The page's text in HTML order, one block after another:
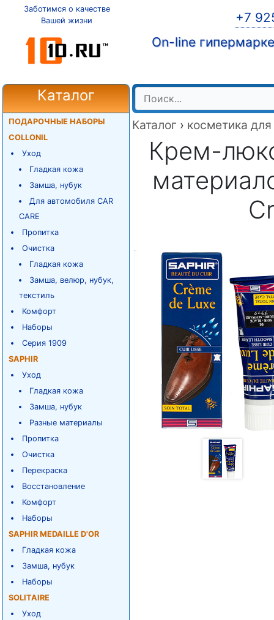
Заботимся о качестве
Вашей жизни
+7
On-line
Каталог
ПОДАРОЧНЫЕ НАБОРЫ
COLLONIL
Уход
Гладкая кожа
Замша, нубук
Для автомобиля CAR
CARE
Пропитка
Очистка
Гладкая кожа
Замша, велюр, нубук,
текстиль
Комфорт
Наборы
Серия 1909
SAPHIR
Уход
Гладкая кожа
Замша, нубук
Разные материалы
Пропитка
Очистка
Перекраска
Восстановление
Комфорт
Наборы
SAPHIR MEDAILLE D'OR
Гладкая кожа
Замша, нубук
Наборы
SOLITAIRE
Уход
Каталог › косметика
Крем-